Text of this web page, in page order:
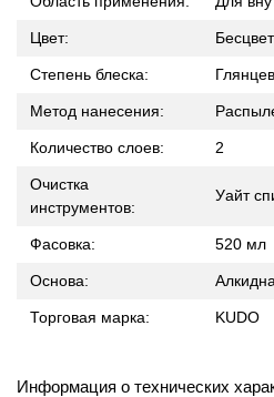
Цвет:
Степень блеска:
Метод нанесения:
Количество слоев: 2
Очистка
инструментов:
Уайт
Фасовка: 520 мл
Основа:
Торговая марка: KUDO
Информация о технических